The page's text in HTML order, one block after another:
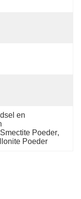
en
Poeder,
Poeder